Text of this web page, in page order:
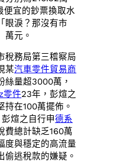
便宜的鈔票換取水
眼淚？那沒有市
萬元。
稅務局第三稽察局
某汽車零件貿易商
絲量超3000萬，
零件23年，彭煊之
持在100萬擺佈。
煊之自行申德系
費總計缺乏160萬
度與穩定的高流量
偷逃稅款的嫌疑。